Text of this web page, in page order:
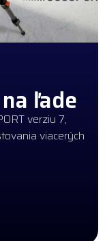
ľade
verziu 7,
viacerých